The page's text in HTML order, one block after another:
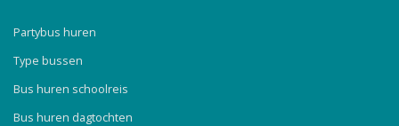
Partybus huren
Type bussen
Bus huren schoolreis
Bus huren dagtochten